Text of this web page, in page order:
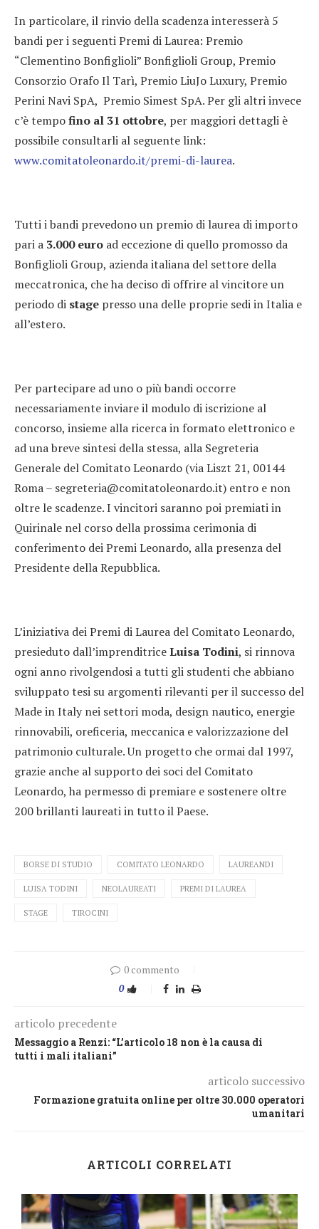
In particolare, il rinvio della scadenza interesserà 5
bandi per i seguenti Premi di Laurea: Premio
“Clementino Bonfiglioli” Bonfiglioli Group, Premio
Consorzio Orafo Il Tarì, Premio LiuJo Luxury, Premio
Perini Navi SpA, Premio Simest SpA. Per gli altri invece
c’è tempofino al 31 ottobre, per maggiori dettagli è
possibile consultarli al seguente link:
www.comitatoleonardo.it/premi-di-laurea.
Tutti i bandi prevedono un premio di laurea di importo
pari a 3.000 euro ad eccezione di quello promosso da
Bonfiglioli Group, azienda italiana del settore della
meccatronica, che ha deciso di offrire al vincitore un
periodo di stage presso una delle proprie sedi in Italia e
all’estero.
Per partecipare ad uno o più bandi occorre
necessariamente inviare il modulo di iscrizione al
concorso, insieme alla ricerca in formato elettronico e
ad una breve sintesi della stessa, alla Segreteria
Generale del Comitato Leonardo (via Liszt 21, 00144
Roma – segreteria@comitatoleonardo.it) entro e non
oltre le scadenze. I vincitori saranno poi premiati in
Quirinale nel corso della prossima cerimonia di
conferimento dei Premi Leonardo, alla presenza del
Presidente della Repubblica.
L’iniziativa dei Premi di Laurea del Comitato Leonardo,
presieduto dall’imprenditriceLuisa Todini, si rinnova
ogni anno rivolgendosi a tutti gli studenti che abbiano
sviluppato tesi su argomenti rilevanti per il successo del
Made in Italy nei settori moda, design nautico, energie
rinnovabili, oreficeria, meccanica e valorizzazione del
patrimonio culturale. Un progetto che ormai dal 1997,
grazie anche al supporto dei soci del Comitato
Leonardo, ha permesso di premiare e sostenere oltre
200 brillanti laureati in tutto il Paese.
BORSE DI STUDIO COMITATO LEONARDO LAUREANDI
LUISA TODINI NEOLAUREATI PREMI DI LAUREA
STAGE TIROCINI
0 commento
0
articolo precedente
Messaggio a Renzi: “L’articolo 18 non è la causa di
tutti i mali italiani”
articolo successivo
Formazione gratuita online per oltre 30.000 operatori
umanitari
ARTICOLI CORRELATI